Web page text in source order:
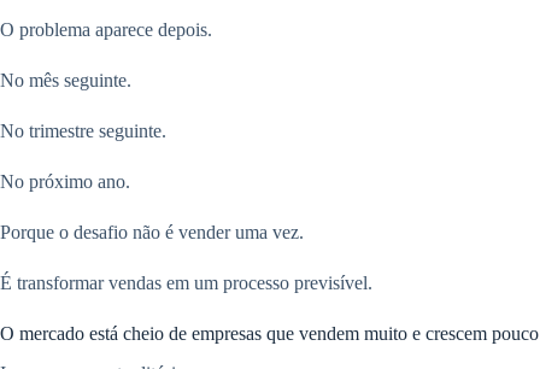
O problema aparece depois.
No mês seguinte.
No trimestre seguinte.
No próximo ano.
Porque o desafio não é vender uma vez.
É transformar vendas em um processo previsível.
O mercado está cheio de empresas que vendem muito e crescem pouco